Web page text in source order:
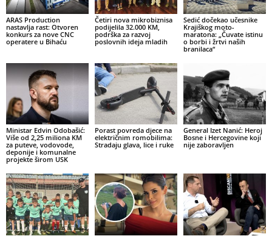
ARAS Production
nastavlja rast: Otvoren
konkurs za nove CNC
operatere u Bihaću
Četiri nova mikrobiznisa
podijelila 32.000 KM,
podrška za razvoj
poslovnih ideja mladih
Sedić dočekao učesnike
Krajiškog moto-
maratona: „Čuvate istinu
o borbi i žrtvi naših
branilaca“
Ministar Edvin Odobašić:
Više od 2,25 miliona KM
za puteve, vodovode,
deponije i komunalne
projekte širom USK
Porast povreda djece na
električnim romobilima:
Stradaju glava, lice i ruke
General Izet Nanić: Heroj
Bosne i Hercegovine koji
nije zaboravljen